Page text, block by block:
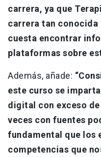
carrera, ya que
carrera tan conocida
cuesta encontrar
plataformas sobre
Además, añade:
este curso se
digital con exceso
veces con fuentes
fundamental que los
competencias que